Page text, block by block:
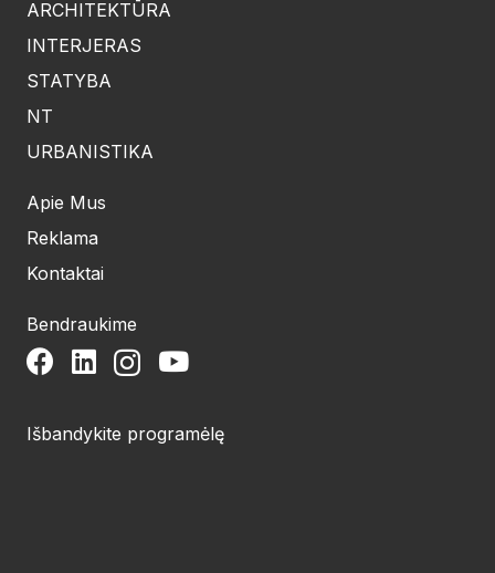
ARCHITEKTŪRA
INTERJERAS
STATYBA
NT
URBANISTIKA
Apie Mus
Reklama
Kontaktai
Bendraukime
Išbandykite programėlę